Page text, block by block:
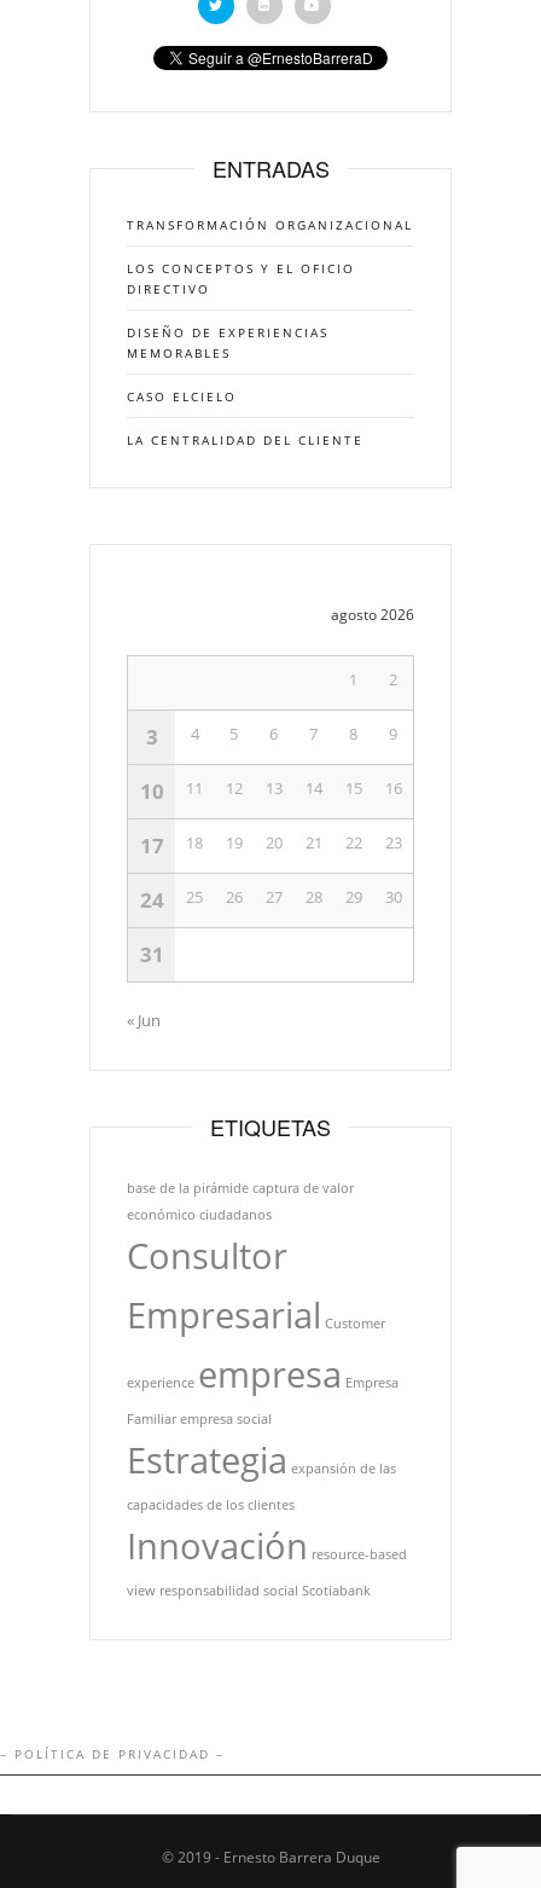
ENTRADAS
TRANSFORMACIÓN ORGANIZACIONAL
LOS CONCEPTOS Y EL OFICIO
DIRECTIVO
DISEÑO DE EXPERIENCIAS
MEMORABLES
CASO ELCIELO
LA CENTRALIDAD DEL CLIENTE
agosto 2026
1 2
3 4 5 6 7 8 9
10 11 12 13 14 15 16
17 18 19 20 21 22 23
24 25 26 27 28 29 30
31
« Jun
ETIQUETAS
base de la pirámide captura de valor
económico ciudadanos
Consultor
Empresarial Customer
experience empresa Empresa
Familiar empresa social
Estrategia expansión de las
capacidades de los clientes
Innovación resource-based
view responsabilidad social Scotiabank
– POLÍTICA DE PRIVACIDAD –
© 2019 - Ernesto Barrera Duque